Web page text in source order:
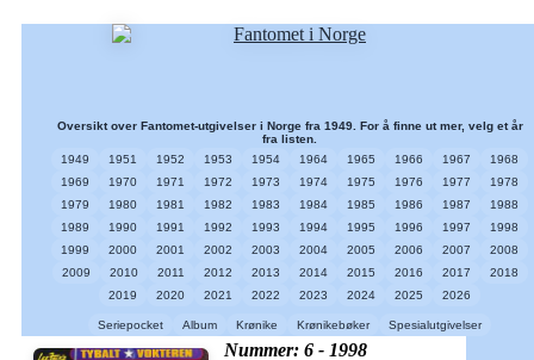
Oversikt over Fantomet-utgivelser i Norge fra 1949. For å finne ut mer, velg et år
fra listen.
1949
1951 1952 1953 1954 1964 1965 1966 1967
1968
1969
1970 1971 1972 1973 1974 1975 1976 1977
1978
1979
1980 1981 1982 1983 1984 1985 1986 1987
1988
1989
1990 1991 1992 1993 1994 1995 1996 1997
1998
1999
2000 2001 2002 2003 2004 2005 2006 2007
2008
2009
2010 2011 2012 2013 2014 2015 2016 2017
2018
2019
2020 2021 2022 2023 2024 2025 2026
Seriepocket Album Krønike Krønikebøker Spesialutgivelser
Nummer: 6 - 1998